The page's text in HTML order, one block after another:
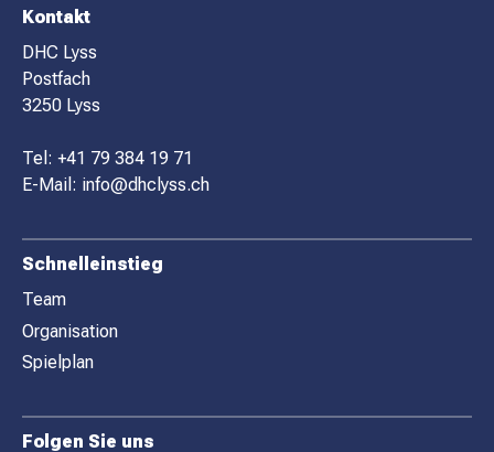
F
O
O
T
E
R
Kontakt
DHC Lyss
Postfach
3250 Lyss
Tel: +41 79 384 19 71
E-Mail: info@dhclyss.ch
Schnelleinstieg
Team
Organisation
Spielplan
Folgen Sie uns